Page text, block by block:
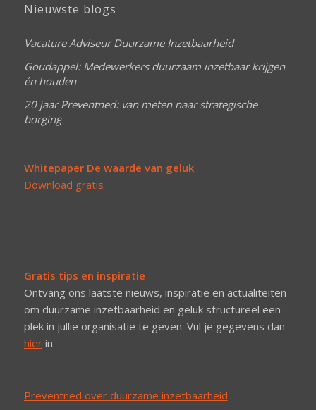
Nieuwste blogs
Vacature Adviseur Duurzame Inzetbaarheid
Goudappel: Medewerkers duurzaam inzetbaar krijgen
én houden
20 jaar Preventned: van meten naar strategische
borging
Whitepaper De waarde van geluk
Download gratis
Gratis tips en inspiratie
Ontvang ons laatste nieuws, inspiratie en actualiteiten
om duurzame inzetbaarheid en geluk structureel een
plek in jullie organisatie te geven. Vul je gegevens dan
hierin.
Preventned over duurzame inzetbaarheid